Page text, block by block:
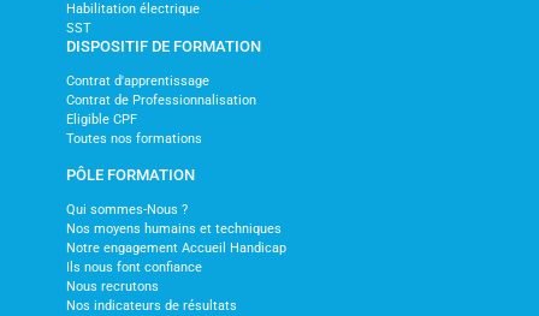
Habilitation électrique
SST
DISPOSITIF DE FORMATION
Contrat d'apprentissage
Contrat de Professionnalisation
Eligible CPF
Toutes nos formations
PÔLE FORMATION
Qui sommes-Nous ?
Nos moyens humains et techniques
Notre engagement Accueil Handicap
Ils nous font confiance
Nous recrutons
Nos indicateurs de résultats